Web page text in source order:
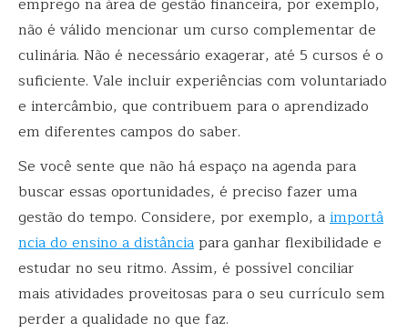
não é válido mencionar um curso complementar de
culinária. Não é necessário exagerar, até 5 cursos é o
suficiente. Vale incluir experiências com voluntariado
e intercâmbio, que contribuem para o aprendizado
em diferentes campos do saber.
Se você sente que não há espaço na agenda para
buscar essas oportunidades, é preciso fazer uma
gestão do tempo. Considere, por exemplo, aimportâ
ncia do ensino a distânciapara ganhar flexibilidade e
estudar no seu ritmo. Assim, é possível conciliar
mais atividades proveitosas para o seu currículo sem
perder a qualidade no que faz.